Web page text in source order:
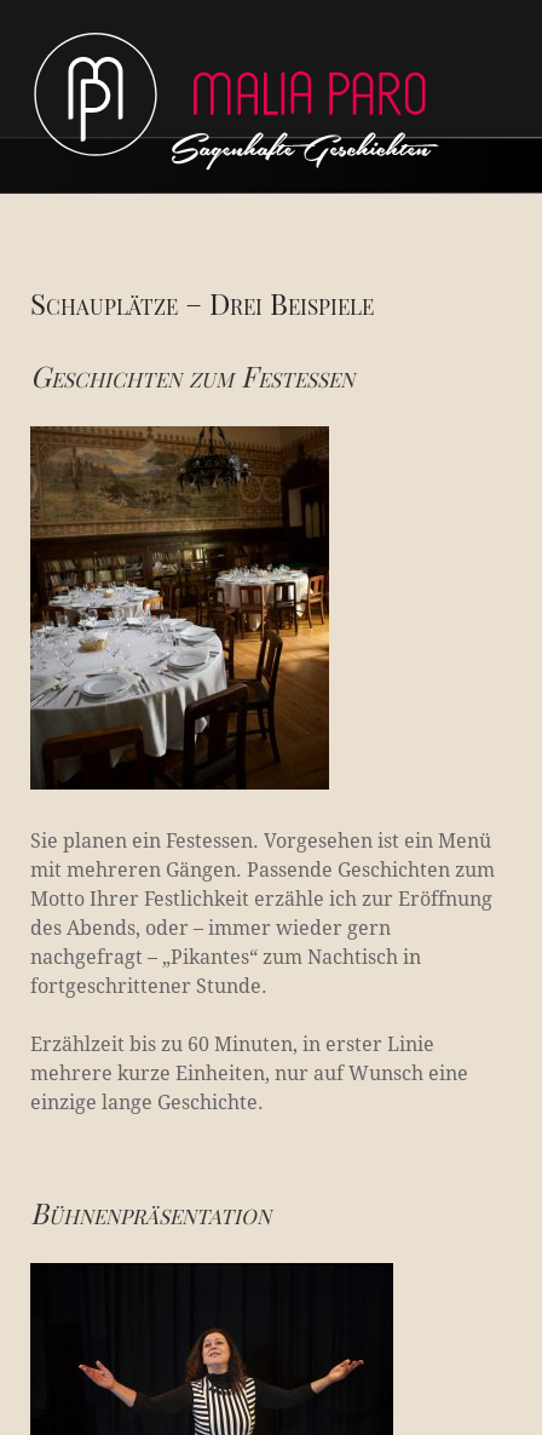
Schauplätze – Drei Beispiele
Geschichten zum Festessen
Sie planen ein Festessen. Vorgesehen ist ein Menü
mit mehreren Gängen. Passende Geschichten zum
Motto Ihrer Festlichkeit erzähle ich zur Eröffnung
des Abends, oder – immer wieder gern
nachgefragt – „Pikantes“ zum Nachtisch in
fortgeschrittener Stunde.
Erzählzeit bis zu 60 Minuten, in erster Linie
mehrere kurze Einheiten, nur auf Wunsch eine
einzige lange Geschichte.
Bühnenpräsentation